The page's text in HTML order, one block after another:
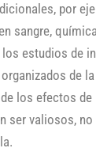
por
sangre,
los estudios de
de
de los efectos
ser valiosos,